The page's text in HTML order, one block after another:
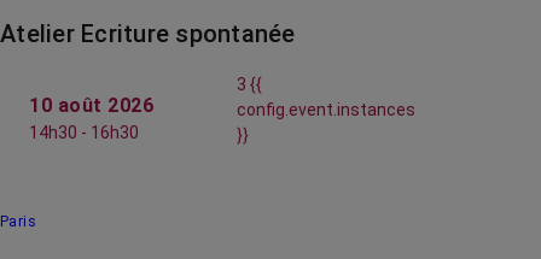
Atelier Ecriture spontanée
10 août 2026
14h30 - 16h30
3 {{
config.event.instances
}}
Paris